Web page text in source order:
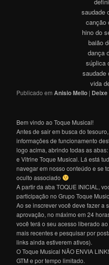
saudade
canção
hino do
baião
dança
súplica
saudade
vida
Publicado em Anisio Mello |
Bem vindo ao Toque Musical!
Antes de sair em busca do
informações de funcionamento
logo acima, abrindo todas as
e Vitrine Toque Musical. Lá está
navegar em nosso conteúdo e se
oculto associado
A partir da aba TOQUE INICIAL,
participação no Grupo Toque
Ao se inscrever você deve fazer a
aprovação, no máximo em 24
você terá o seu acesso liberado
mais recentes e pesquisar por
links ainda estiverem ativos).
O Toque Musical NÃO ENVIA
GTM e por tempo limitado.